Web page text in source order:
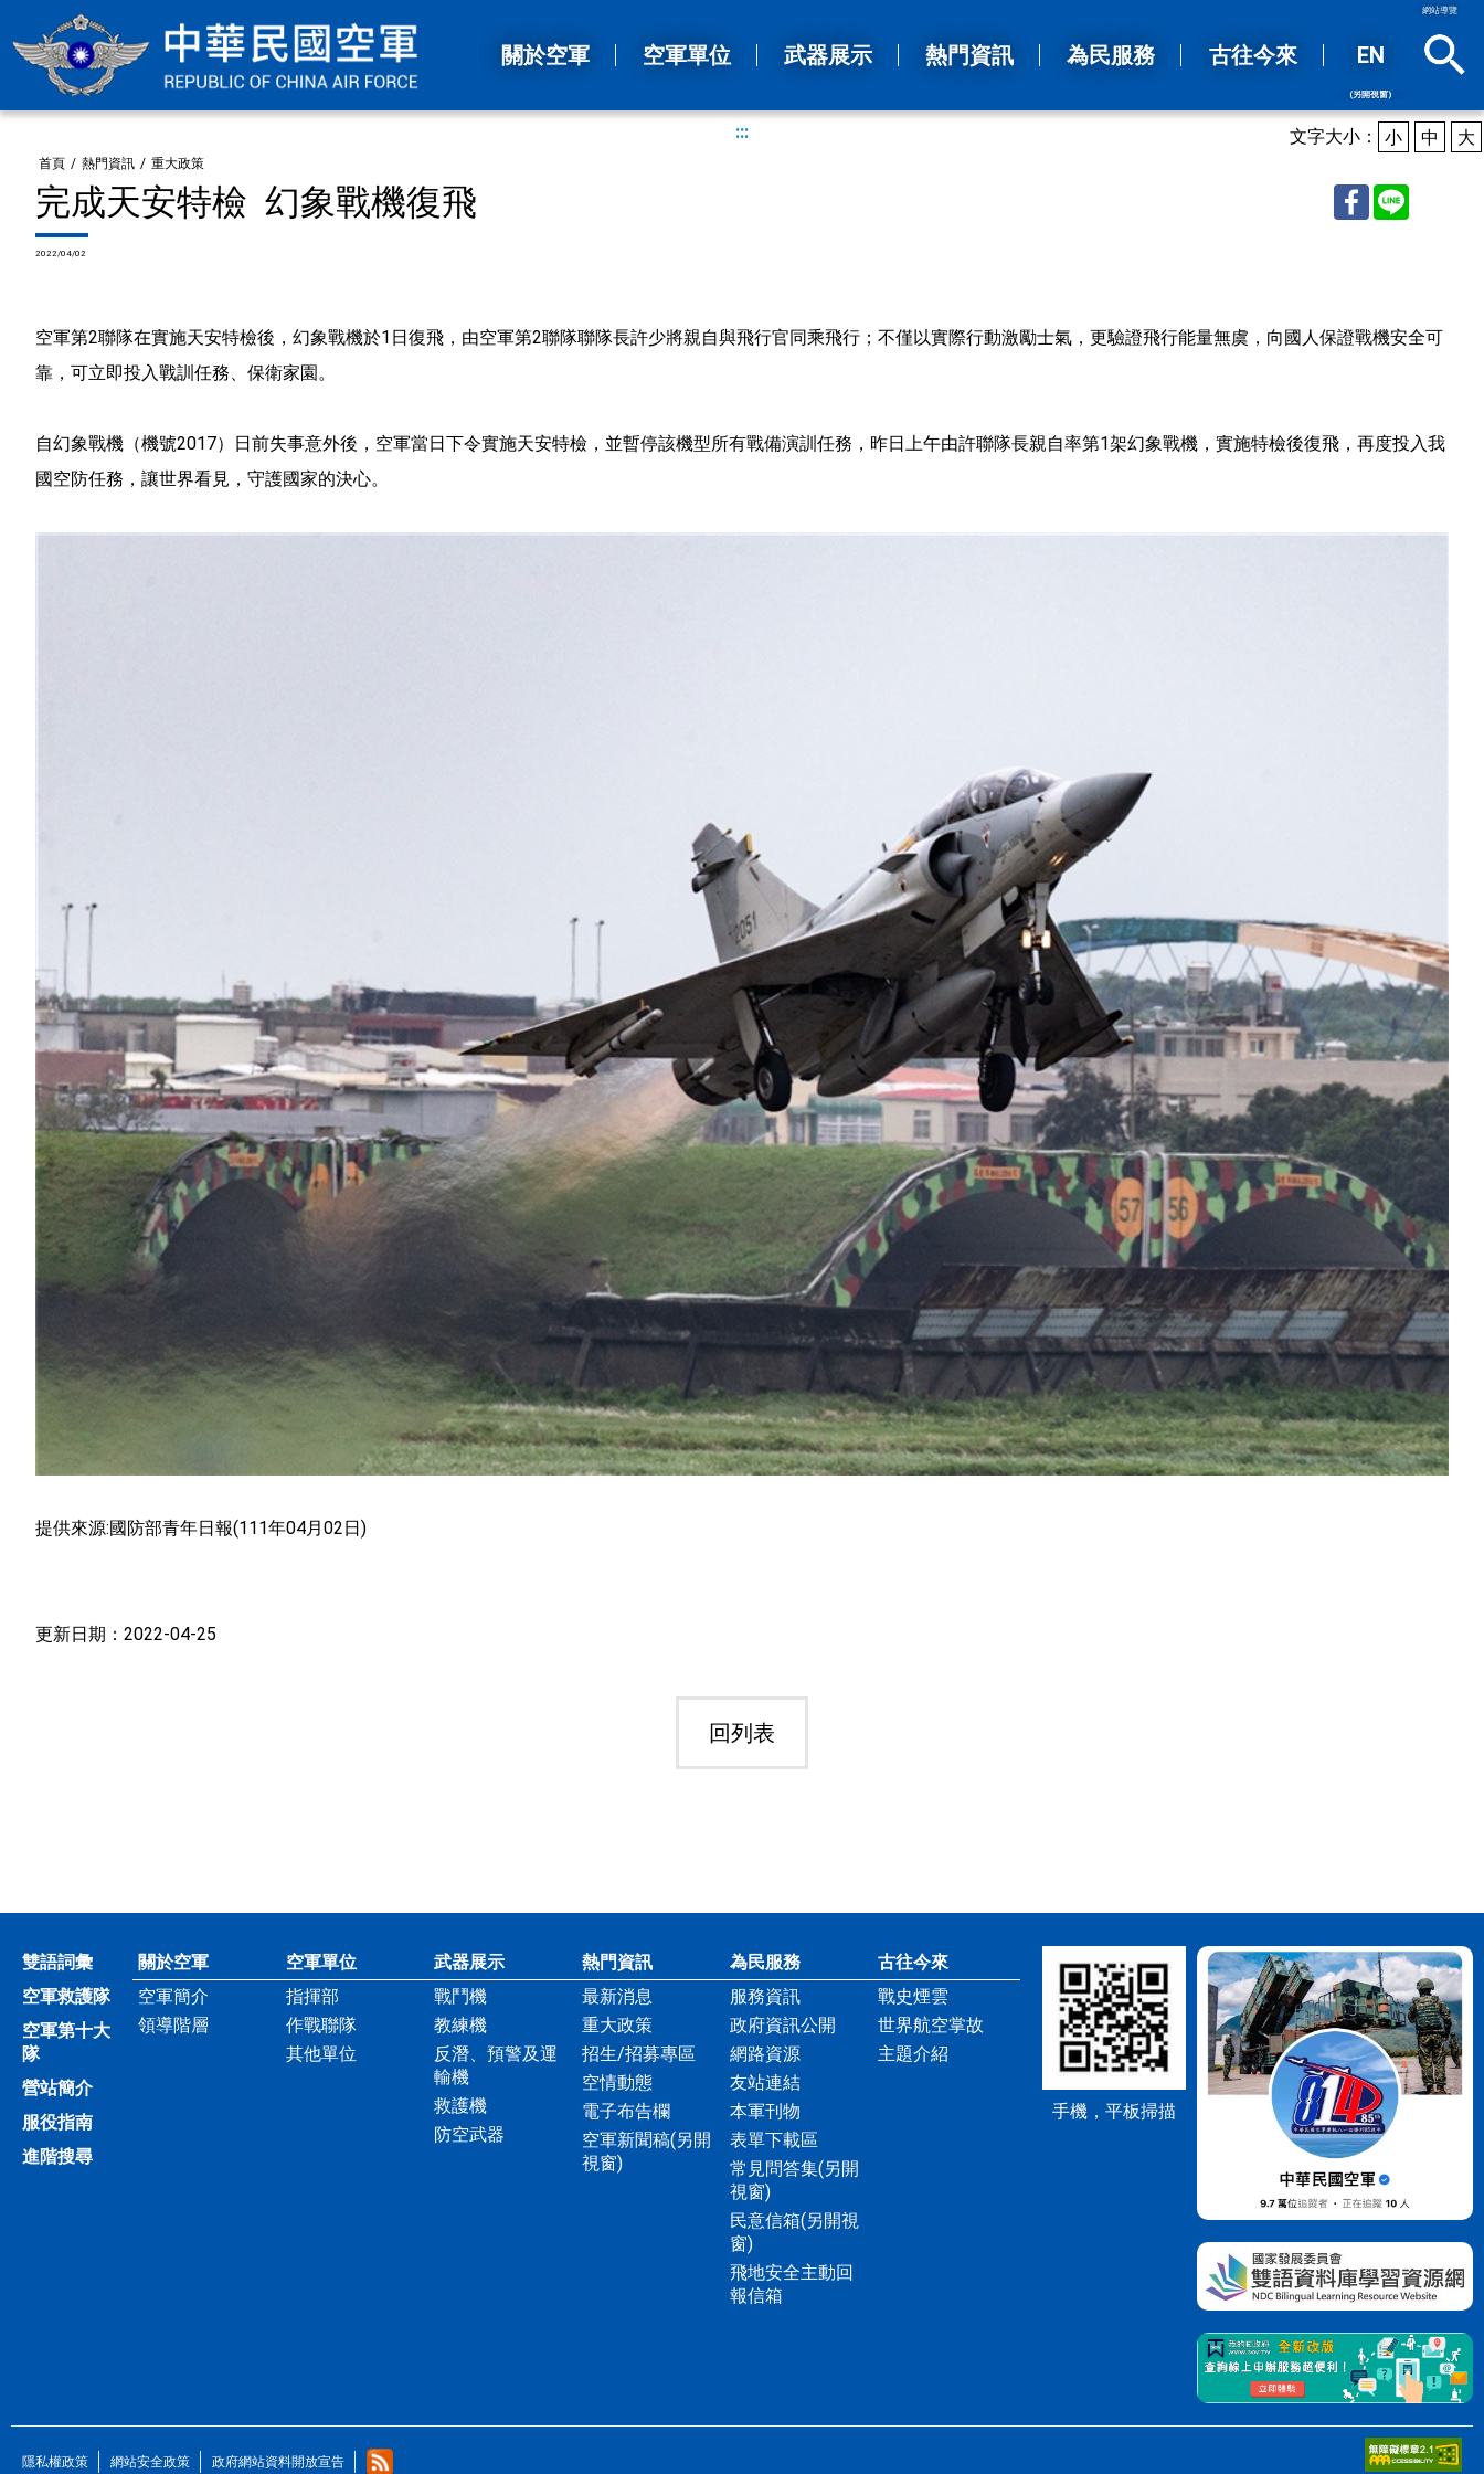
網站導覽
關於空軍 空軍單位 武器展示 熱門資訊 為民服務 古往今來 EN
(另開視窗)
::: 文字大小： 小 中 大
首頁 / 熱門資訊 / 重大政策
完成天安特檢 幻象戰機復飛
2022/04/02
空軍第2聯隊在實施天安特檢後，幻象戰機於1日復飛，由空軍第2聯隊聯隊長許少將親自與飛行官同乘飛行；不僅以實際行動激勵士氣，更驗證飛行能量無虞，向國人保證戰機安全可
靠，可立即投入戰訓任務、保衛家園。
自幻象戰機（機號2017）日前失事意外後，空軍當日下令實施天安特檢，並暫停該機型所有戰備演訓任務，昨日上午由許聯隊長親自率第1架幻象戰機，實施特檢後復飛，再度投入我
國空防任務，讓世界看見，守護國家的決心。
提供來源:國防部青年日報(111年04月02日)
更新日期：2022-04-25
回列表
雙語詞彙
空軍救護隊
空軍第十大
隊
營站簡介
服役指南
進階搜尋
關於空軍
空軍簡介
領導階層
空軍單位
指揮部
作戰聯隊
其他單位
武器展示
戰鬥機
教練機
反潛、預警及運
輸機
救護機
防空武器
熱門資訊
最新消息
重大政策
招生/招募專區
空情動態
電子布告欄
空軍新聞稿(另開
視窗)
為民服務
服務資訊
政府資訊公開
網路資源
友站連結
本軍刊物
表單下載區
常見問答集(另開
視窗)
民意信箱(另開視
窗)
飛地安全主動回
報信箱
古往今來
戰史煙雲
世界航空掌故
主題介紹
手機，平板掃描
隱私權政策 網站安全政策 政府網站資料開放宣告